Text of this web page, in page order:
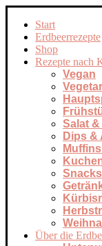
Start
Erdbeerrezepte
Shop
Rezepte nach
Vegan
Salat
Dips &
Über die